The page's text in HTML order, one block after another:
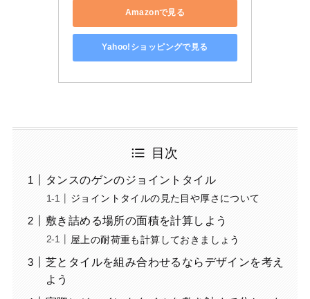
Amazonで見る
Yahoo!ショッピングで見る
目次
タンスのゲンのジョイントタイル
ジョイントタイルの見た目や厚さについて
敷き詰める場所の面積を計算しよう
屋上の耐荷重も計算しておきましょう
芝とタイルを組み合わせるならデザインを考え
よう